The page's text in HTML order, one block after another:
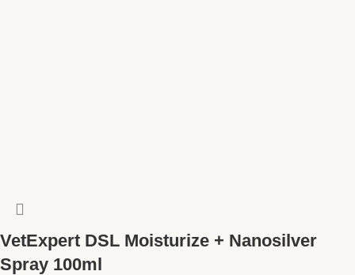
VetExpert DSL Moisturize + Nanosilver
Spray 100ml